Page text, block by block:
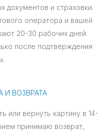
документов и страховки.
оператора и вашей
20-30 рабочих дней.
после подтверждения
И ВОЗВРАТА
или вернуть картину в 14-
принимаю возврат,